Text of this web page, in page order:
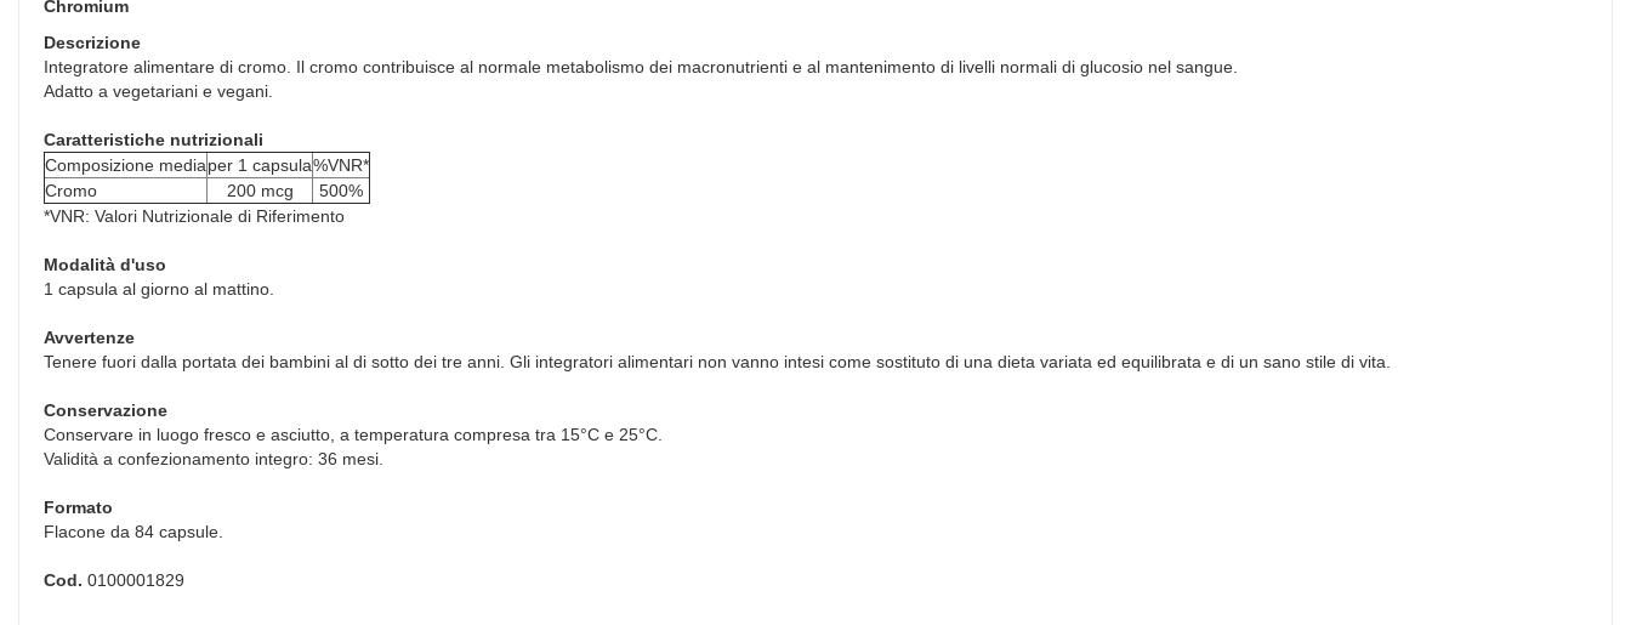
Chromium
Descrizione
Integratore alimentare di cromo. Il cromo contribuisce al normale metabolismo dei macronutrienti e al mantenimento di livelli normali di glucosio nel sangue.
Adatto a vegetariani e vegani.
Caratteristiche nutrizionali
Composizione mediaper 1 capsula%VNR*
Cromo
200 mcg
500%
*VNR: Valori Nutrizionale di Riferimento
Modalità d'uso
1 capsula al giorno al mattino.
Avvertenze
Tenere fuori dalla portata dei bambini al di sotto dei tre anni. Gli integratori alimentari non vanno intesi come sostituto di una dieta variata ed equilibrata e di un sano stile di vita.
Conservazione
Conservare in luogo fresco e asciutto, a temperatura compresa tra 15°C e 25°C.
Validità a confezionamento integro: 36 mesi.
Formato
Flacone da 84 capsule.
Cod. 0100001829